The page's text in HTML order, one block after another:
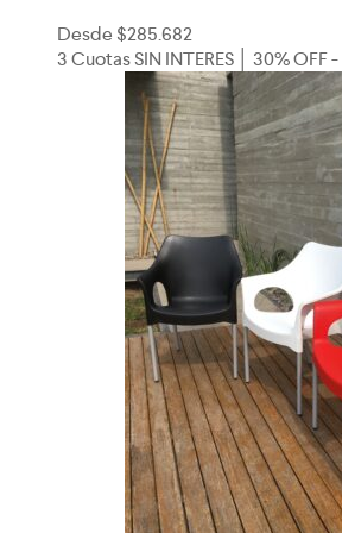
Desde $285.682
3 Cuotas SIN INTERES │ 30%